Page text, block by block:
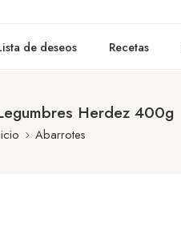
de deseos Recetas
Herdez 400g
Abarrotes